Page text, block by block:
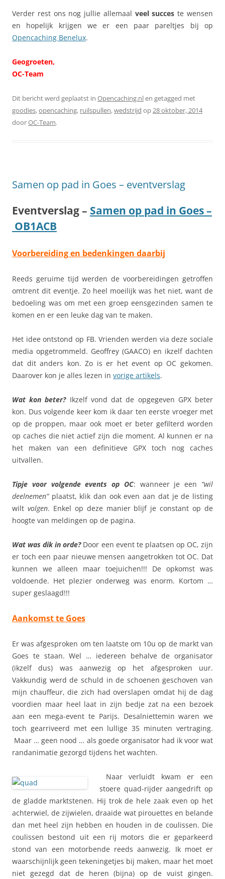
Verder rest ons nog jullie allemaal veel succes te wensen
en hopelijk krijgen we er een paar pareltjes bij op
Opencaching Benelux.
Geogroeten,
OC-Team
Dit bericht werd geplaatst in Opencaching.nlen getagged met
goodies,opencaching, ruilspullen,wedstrijd op28 oktober, 2014
doorOC-Team.
Samen op pad in Goes – eventverslag
Eventverslag – Samen op pad in Goes –
OB1ACB
Voorbereiding en bedenkingen daarbij
Reeds geruime tijd werden de voorbereidingen getroffen
omtrent dit eventje. Zo heel moeilijk was het niet, want de
bedoeling was om met een groep eensgezinden samen te
komen en er een leuke dag van te maken.
Het idee ontstond op FB. Vrienden werden via deze sociale
media opgetrommeld. Geoffrey (GAACO) en ikzelf dachten
dat dit anders kon. Zo is er het event op OC gekomen.
Daarover kon je alles lezen in vorige artikels.
Wat kon beter?Ikzelf vond dat de opgegeven GPX beter
kon. Dus volgende keer kom ik daar ten eerste vroeger met
op de proppen, maar ook moet er beter gefilterd worden
op caches die niet actief zijn die moment. Al kunnen er na
het maken van een definitieve GPX toch nog caches
uitvallen.
Tipje voor volgende events op OC: wanneer je een “wil
deelnemen”plaatst, klik dan ook even aan dat je de listing
wilt volgen. Enkel op deze manier blijf je constant op de
hoogte van meldingen op de pagina.
Wat was dik in orde?Door een event te plaatsen op OC, zijn
er toch een paar nieuwe mensen aangetrokken tot OC. Dat
kunnen we alleen maar toejuichen!!! De opkomst was
voldoende. Het plezier onderweg was enorm. Kortom …
super geslaagd!!!
Aankomst te Goes
Er was afgesproken om ten laatste om 10u op de markt van
Goes te staan. Wel … iedereen behalve de organisator
(ikzelf dus) was aanwezig op het afgesproken uur.
Vakkundig werd de schuld in de schoenen geschoven van
mijn chauffeur, die zich had overslapen omdat hij de dag
voordien maar heel laat in zijn bedje zat na een bezoek
aan een mega-event te Parijs. Desalniettemin waren we
toch gearriveerd met een lullige 35 minuten vertraging.
Maar … geen nood … als goede organisator had ik voor wat
randanimatie gezorgd tijdens het wachten.
Naar verluidt kwam er een
stoere quad-rijder aangedrift op
de gladde marktstenen. Hij trok de hele zaak even op het
achterwiel, de zijwielen, draaide wat pirouettes en belande
dan met heel zijn hebben en houden in de coulissen. Die
coulissen bestond uit een rij motors die er geparkeerd
stond van een motorbende reeds aanwezig. Ik moet er
waarschijnlijk geen tekeningetjes bij maken, maar het moet
niet gezegd dat de heren (bijna) op de vuist gingen.